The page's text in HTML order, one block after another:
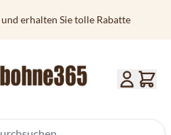
erhalten Sie tolle Rabatte